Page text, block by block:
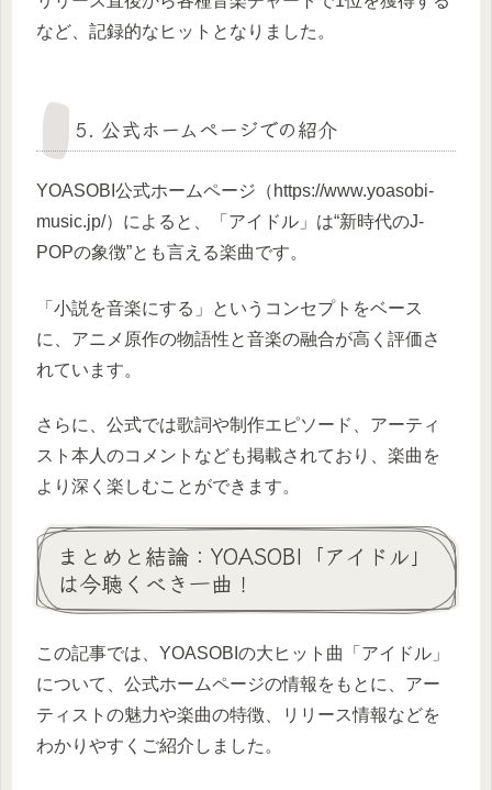
など、記録的なヒットとなりました。
5. 公式ホームページでの紹介
YOASOBI公式ホームページ（https://www.yoasobi-
music.jp/）によると、「アイドル」は“新時代のJ-
POPの象徴”とも言える楽曲です。
「小説を音楽にする」というコンセプトをベース
に、アニメ原作の物語性と音楽の融合が高く評価さ
れています。
さらに、公式では歌詞や制作エピソード、アーティ
スト本人のコメントなども掲載されており、楽曲を
より深く楽しむことができます。
まとめと結論：YOASOBI「アイドル」
は今聴くべき一曲！
この記事では、YOASOBIの大ヒット曲「アイドル」
について、公式ホームページの情報をもとに、アー
ティストの魅力や楽曲の特徴、リリース情報などを
わかりやすくご紹介しました。